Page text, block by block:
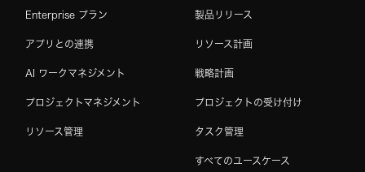
Enterprise プラン
アプリとの連携
AI ワークマネジメント
プロジェクトマネジメント
リソース管理
製品リリース
リソース計画
戦略計画
プロジェクトの受け付け
タスク管理
すべてのユースケース